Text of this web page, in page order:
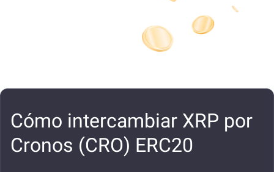
Cómo intercambiar XRP por
Cronos (CRO) ERC20